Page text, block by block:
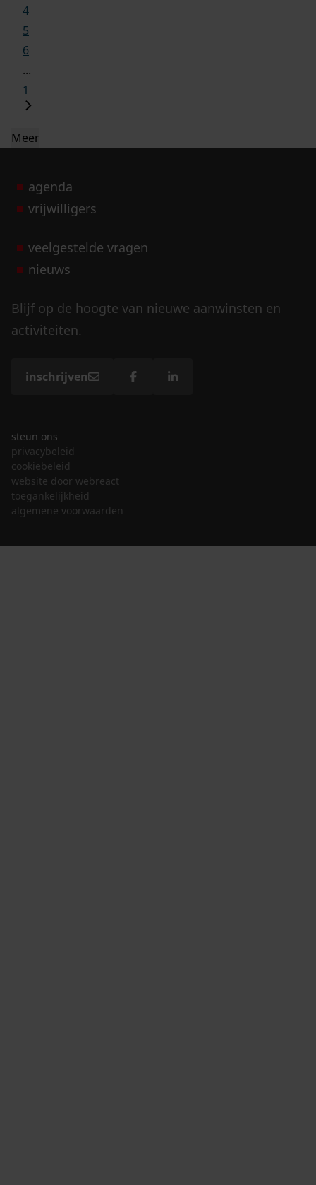
4
5
6
...
1
Meer
agenda
vrijwilligers
veelgestelde vragen
nieuws
Blijf op de hoogte van nieuwe aanwinsten en
activiteiten.
inschrijven
steun ons
privacybeleid
cookiebeleid
website door webreact
toegankelijkheid
algemene voorwaarden